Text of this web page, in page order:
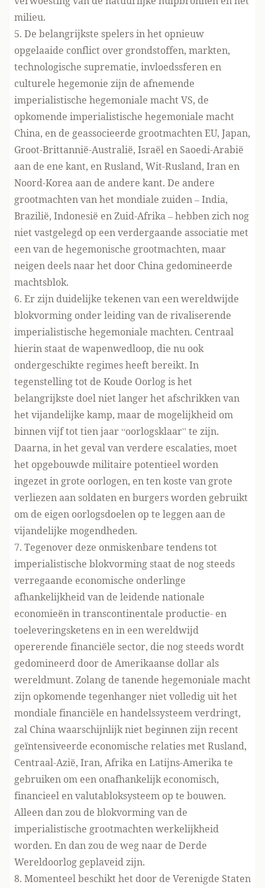
milieu.
5. De belangrijkste spelers in het opnieuw
opgelaaide conflict over grondstoffen, markten,
technologische suprematie, invloedssferen en
culturele hegemonie zijn de afnemende
imperialistische hegemoniale macht VS, de
opkomende imperialistische hegemoniale macht
China, en de geassocieerde grootmachten EU, Japan,
Groot-Brittannië-Australië, Israël en Saoedi-Arabië
aan de ene kant, en Rusland, Wit-Rusland, Iran en
Noord-Korea aan de andere kant. De andere
grootmachten van het mondiale zuiden – India,
Brazilië, Indonesië en Zuid-Afrika – hebben zich nog
niet vastgelegd op een verdergaande associatie met
een van de hegemonische grootmachten, maar
neigen deels naar het door China gedomineerde
machtsblok.
6. Er zijn duidelijke tekenen van een wereldwijde
blokvorming onder leiding van de rivaliserende
imperialistische hegemoniale machten. Centraal
hierin staat de wapenwedloop, die nu ook
ondergeschikte regimes heeft bereikt. In
tegenstelling tot de Koude Oorlog is het
belangrijkste doel niet langer het afschrikken van
het vijandelijke kamp, maar de mogelijkheid om
binnen vijf tot tien jaar “oorlogsklaar” te zijn.
Daarna, in het geval van verdere escalaties, moet
het opgebouwde militaire potentieel worden
ingezet in grote oorlogen, en ten koste van grote
verliezen aan soldaten en burgers worden gebruikt
om de eigen oorlogsdoelen op te leggen aan de
vijandelijke mogendheden.
7. Tegenover deze onmiskenbare tendens tot
imperialistische blokvorming staat de nog steeds
verregaande economische onderlinge
afhankelijkheid van de leidende nationale
economieën in transcontinentale productie- en
toeleveringsketens en in een wereldwijd
opererende financiële sector, die nog steeds wordt
gedomineerd door de Amerikaanse dollar als
wereldmunt. Zolang de tanende hegemoniale macht
zijn opkomende tegenhanger niet volledig uit het
mondiale financiële en handelssysteem verdringt,
zal China waarschijnlijk niet beginnen zijn recent
geïntensiveerde economische relaties met Rusland,
Centraal-Azië, Iran, Afrika en Latijns-Amerika te
gebruiken om een onafhankelijk economisch,
financieel en valutabloksysteem op te bouwen.
Alleen dan zou de blokvorming van de
imperialistische grootmachten werkelijkheid
worden. En dan zou de weg naar de Derde
Wereldoorlog geplaveid zijn.
8. Momenteel beschikt het door de Verenigde Staten